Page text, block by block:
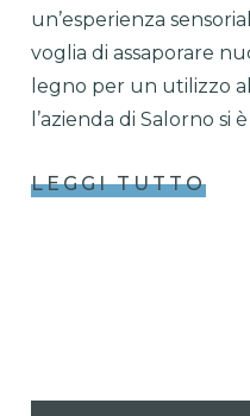
un’esperienza
voglia di assaporare
legno per un utilizzo
l’azienda di Salorno si
LEGGI TUTTO